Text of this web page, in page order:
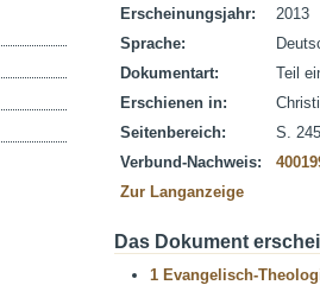
Erscheinungsjahr:
2013
Sprache:
Dokumentart:
Teil
Erschienen in:
Seitenbereich:
S.
Verbund-Nachweis:
Zur Langanzeige
Das Dokument
1 Evangelisch-